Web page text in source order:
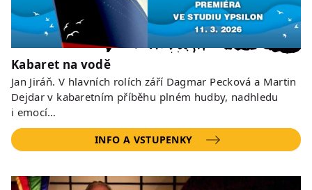
Kabaret na vodě
Jan Jiráň. V hlavních rolích září Dagmar Pecková a Martin
Dejdar v kabaretním příběhu plném hudby, nadhledu
i emocí…
INFO A VSTUPENKY